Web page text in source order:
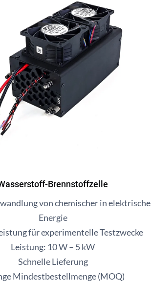
Brennstoffzelle
von chemischer in elektrische
Energie
für experimentelle Testzwecke
Leistung: 10 W – 5 kW
Schnelle Lieferung
Mindestbestellmenge (MOQ)